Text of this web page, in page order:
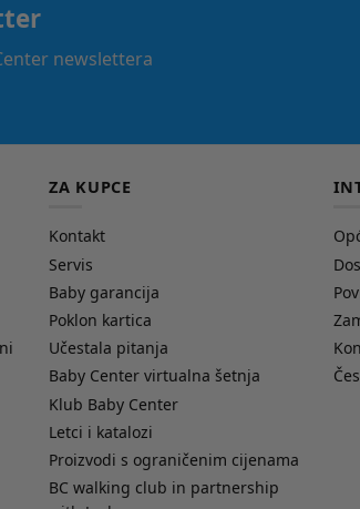
newslettera
ZA KUPCE
Kontakt
Servis
Baby garancija
Poklon kartica
Učestala pitanja
Baby Center virtualna šetnja
Klub Baby Center
Letci i katalozi
Proizvodi s ograničenim cijenama
BC walking club in partnership